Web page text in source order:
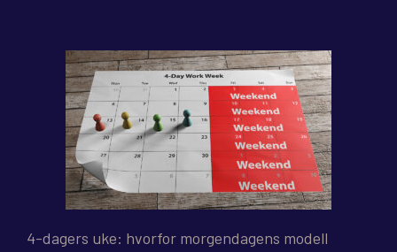
4-dagers uke: hvorfor morgendagens modell